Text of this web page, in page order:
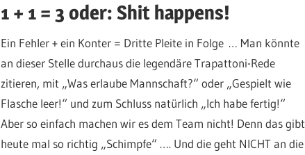
1 + 1 = 3 oder: Shit happens!
Ein Fehler + ein Konter = Dritte Pleite in Folge … Man könnte
an dieser Stelle durchaus die legendäre Trapattoni-Rede
zitieren, mit „Was erlaube Mannschaft?“ oder „Gespielt wie
Flasche leer!“ und zum Schluss natürlich „Ich habe fertig!“
Aber so einfach machen wir es dem Team nicht! Denn das gibt
heute mal so richtig „Schimpfe“ …. Und die geht NICHT an die